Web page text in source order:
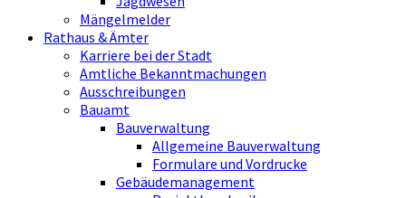
Mängelmelder
Rathaus & Ämter
Karriere bei der Stadt
Amtliche Bekanntmachungen
Ausschreibungen
Bauamt
Bauverwaltung
Allgemeine Bauverwaltung
Formulare und Vordrucke
Gebäudemanagement